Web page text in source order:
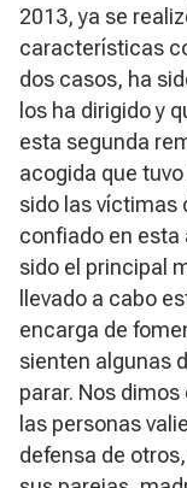
2013, ya se
características
dos casos, ha
los ha dirigido y
esta segunda
acogida que
sido las víctimas
confiado en esta
sido el principal
llevado a cabo
encarga de
sienten algunas
parar. Nos
las personas
defensa de